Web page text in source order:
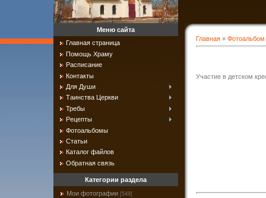
Главная » Фотоальбом
Участие в детском
Меню сайта
Главная страница
Помощь Храму
Расписание
Контакты
Для Души
Таинства Церкви
Требы
Рецепты
Фотоальбомы
Статьи
Каталог файлов
Обратная связь
Категории раздела
Мои фотографии [549]